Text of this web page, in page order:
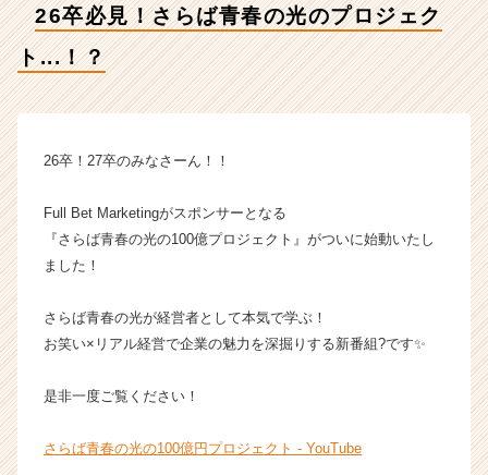
タ
イ
|
チ
ャ
長
企
カ
26卒必見！さらば青春の光のプロジェク
ト...！？
26卒！27卒のみなさーん！！
Full Bet Marketingがスポンサーとなる
『さらば青春の光の100億プロジェクト』がついに始動いたし
ました！
さらば青春の光が経営者として本気で学ぶ！
お笑い×リアル経営で企業の魅力を深掘りする新番組?です✨
是非一度ご覧ください！
さらば青春の光の100億円プロジェクト - YouTube